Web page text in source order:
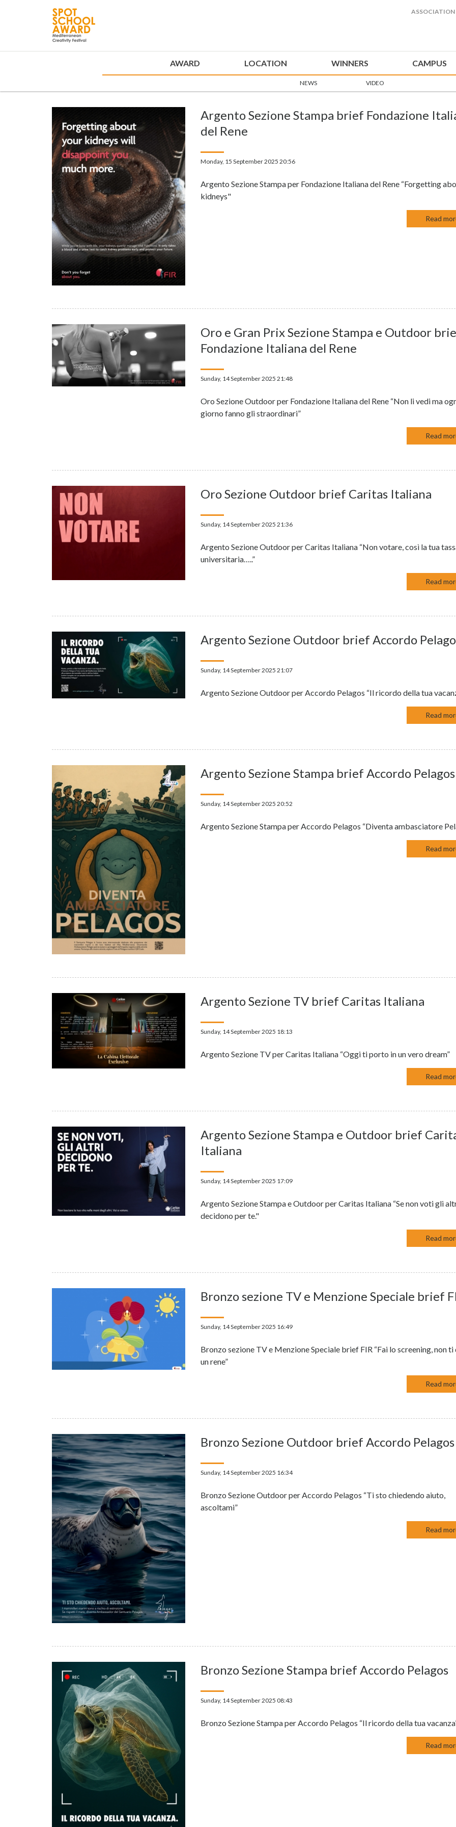
ASSOCIATION
AWARD LOCATION WINNERS CAMPUS
NEWS VIDEO
Argento Sezione Stampa brief Fondazione
del Rene
Monday, 15 September 2025 20:56
Argento Sezione Stampa per Fondazione Italiana del Rene “Forgetting
kidneys"
Read
Oro e Gran Prix Sezione Stampa e Outdoor
Fondazione Italiana del Rene
Sunday, 14 September 2025 21:48
Oro Sezione Outdoor per Fondazione Italiana del Rene “Non li vedi ma
giorno fanno gli straordinari”
Read
Oro Sezione Outdoor brief Caritas Italiana
Sunday, 14 September 2025 21:36
Argento Sezione Outdoor per Caritas Italiana “Non votare, così la tua
universitaria…..”
Read
Argento Sezione Outdoor brief Accordo
Sunday, 14 September 2025 21:07
Argento Sezione Outdoor per Accordo Pelagos “Il ricordo della tua
Read
Argento Sezione Stampa brief Accordo Pelagos
Sunday, 14 September 2025 20:52
Argento Sezione Stampa per Accordo Pelagos “Diventa ambasciatore
Read
Argento Sezione TV brief Caritas Italiana
Sunday, 14 September 2025 18:13
Argento Sezione TV per Caritas Italiana “Oggi ti porto in un vero dream”
Read
Argento Sezione Stampa e Outdoor brief
Italiana
Sunday, 14 September 2025 17:09
Argento Sezione Stampa e Outdoor per Caritas Italiana “Se non voti gli
decidono per te."
Read
Bronzo sezione TV e Menzione Speciale brief
Sunday, 14 September 2025 16:49
Bronzo sezione TV e Menzione Speciale brief FIR “Fai lo screening, non ti
un rene”
Read
Bronzo Sezione Outdoor brief Accordo Pelagos
Sunday, 14 September 2025 16:34
Bronzo Sezione Outdoor per Accordo Pelagos “Ti sto chiedendo aiuto,
ascoltami”
Read
Bronzo Sezione Stampa brief Accordo Pelagos
Sunday, 14 September 2025 08:43
Bronzo Sezione Stampa per Accordo Pelagos “Il ricordo della tua
Read